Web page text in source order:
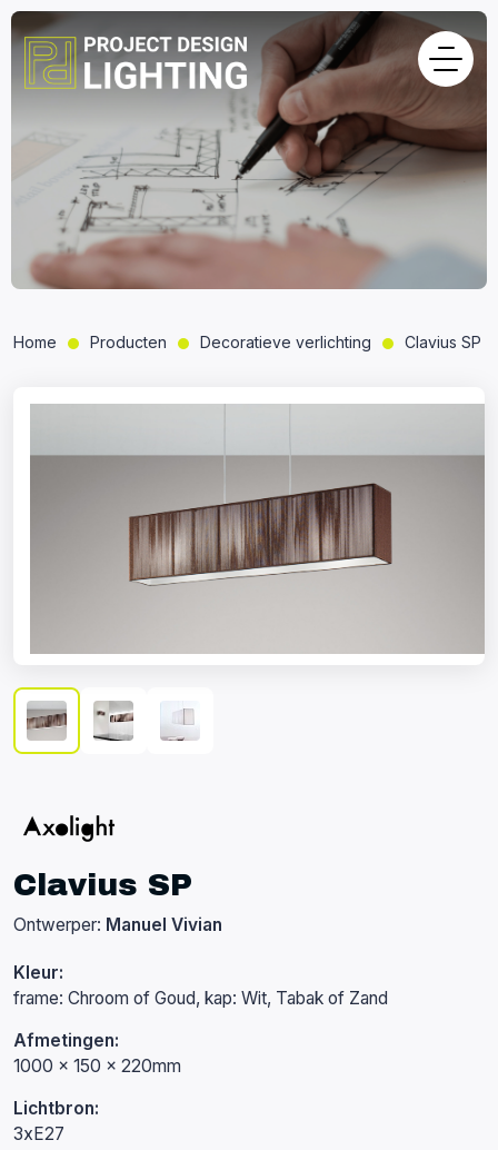
Home Producten Decoratieve verlichting Clavius SP
Clavius SP
Ontwerper: Manuel Vivian
Kleur:
frame: Chroom of Goud, kap: Wit, Tabak of Zand
Afmetingen:
1000 x 150 x 220mm
Lichtbron:
3xE27